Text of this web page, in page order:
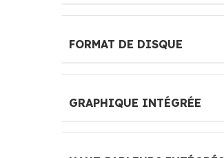
FORMAT DE DISQUE
GRAPHIQUE INTÉGRÉE